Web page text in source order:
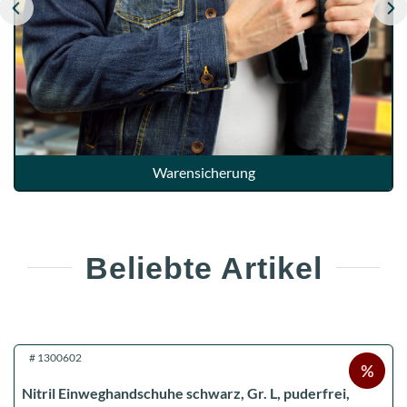
Warensicherung
Beliebte Artikel
# 1300602
Nitril Einweghandschuhe schwarz, Gr. L, puderfrei,